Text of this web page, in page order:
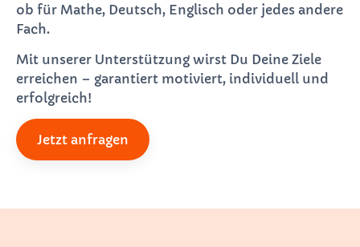
ob für Mathe, Deutsch, Englisch oder jedes andere
Fach.
Mit unserer Unterstützung wirst Du Deine Ziele
erreichen – garantiert motiviert, individuell und
erfolgreich!
Jetzt anfragen